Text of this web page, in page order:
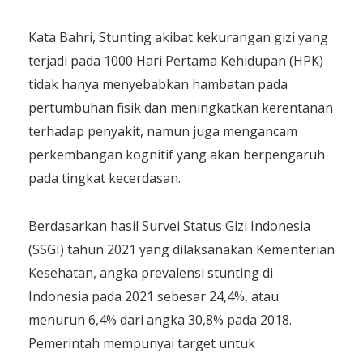
Kata Bahri, Stunting akibat kekurangan gizi yang
terjadi pada 1000 Hari Pertama Kehidupan (HPK)
tidak hanya menyebabkan hambatan pada
pertumbuhan fisik dan meningkatkan kerentanan
terhadap penyakit, namun juga mengancam
perkembangan kognitif yang akan berpengaruh
pada tingkat kecerdasan.
Berdasarkan hasil Survei Status Gizi Indonesia
(SSGI) tahun 2021 yang dilaksanakan Kementerian
Kesehatan, angka prevalensi stunting di
Indonesia pada 2021 sebesar 24,4%, atau
menurun 6,4% dari angka 30,8% pada 2018.
Pemerintah mempunyai target untuk